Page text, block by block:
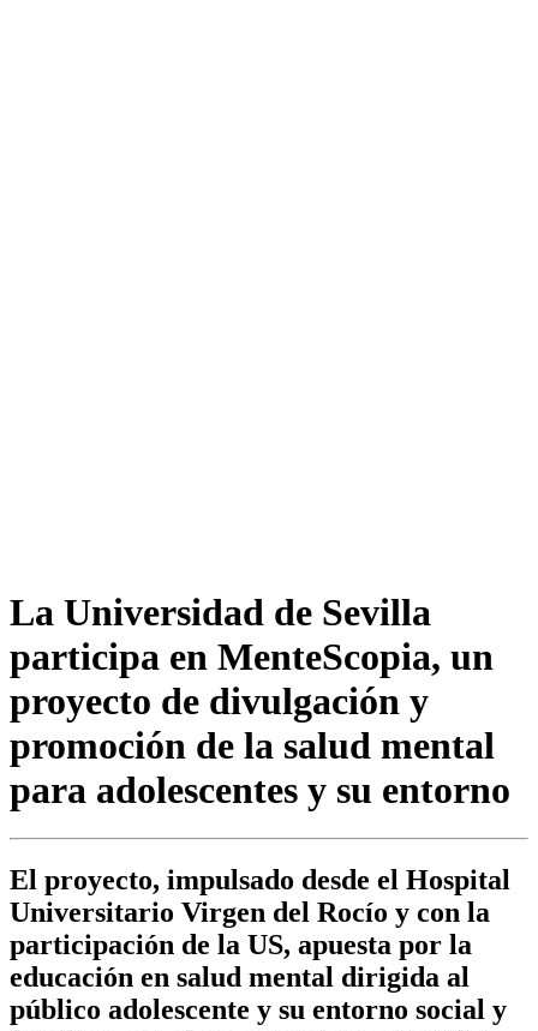
La Universidad de Sevilla
participa en MenteScopia, un
proyecto de divulgación y
promoción de la salud mental
para adolescentes y su entorno
El proyecto, impulsado desde el Hospital
Universitario Virgen del Rocío y con la
participación de la US, apuesta por la
educación en salud mental dirigida al
público adolescente y su entorno social y